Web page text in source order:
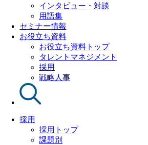
インタビュー・対談
用語集
セミナー情報
お役立ち資料
お役立ち資料トップ
タレントマネジメント
採用
戦略人事
採用
採用トップ
課題別